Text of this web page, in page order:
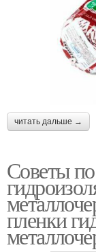
читать дальше →
Советы
пленки